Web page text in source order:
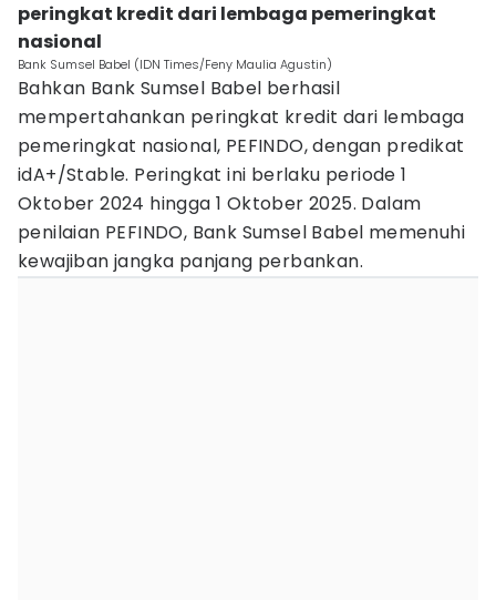
peringkat kredit dari lembaga pemeringkat
nasional
Bank Sumsel Babel (IDN Times/Feny Maulia Agustin)
Bahkan Bank Sumsel Babel berhasil
mempertahankan peringkat kredit dari lembaga
pemeringkat nasional, PEFINDO, dengan predikat
idA+/Stable. Peringkat ini berlaku periode 1
Oktober 2024 hingga 1 Oktober 2025. Dalam
penilaian PEFINDO, Bank Sumsel Babel memenuhi
kewajiban jangka panjang perbankan.